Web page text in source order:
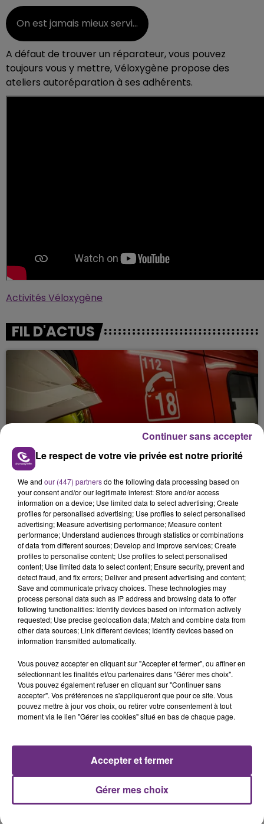
On est jamais mieux servi...
A défaut de trouver un réparateur, vous pouvez
toujours vous y mettre, Véloxygène propose des
ateliers autoréparation à ses adhérents.
Activités Véloxygène
FIL D'ACTUS
UN FEU DE REMORQUE BLOQUE LA
CIRCULATION DANS LES ARDENNES
Un feu de remorque s'est déclaré ce mercredi en
fin de matinée sur l'A34.
VENEZ FÊTER CE WEEK-END
L'ANNIVERSAIRE DE WOINIC
Ce samedi 8 août sera un grand jour :
l'anniversaire du plus gros sanglier du monde.
Une fête est donc organisée et vous êtes tous
conviés !
TITRES DIFFUSÉS
5h51
5h51 5h49
5h49
Le respect de votre vie privée est notre priorité
We and our (447) partnersdo the following data processing based on
your consent and/or our legitimate interest: Store and/or access
information on a device; Use limited data to select advertising; Create
profiles for personalised advertising; Use profiles to select personalised
advertising; Measure advertising performance; Measure content
performance; Understand audiences through statistics or combinations
of data from different sources; Develop and improve services; Create
profiles to personalise content; Use profiles to select personalised
content; Use limited data to select content; Ensure security, prevent and
detect fraud, and fix errors; Deliver and present advertising and content;
Save and communicate privacy choices. These technologies may
process personal data such as IP address and browsing data to offer
following functionalities: Identify devices based on information actively
requested; Use precise geolocation data; Match and combine data from
other data sources; Link different devices; Identify devices based on
information transmitted automatically.
Vous pouvez accepter en cliquant sur "Accepter et fermer", ou affiner en
sélectionnant les finalités et/ou partenaires dans "Gérer mes choix".
Vous pouvez également refuser en cliquant sur "Continuer sans
accepter". Vos préférences ne s'appliqueront que pour ce site. Vous
pouvez mettre à jour vos choix, ou retirer votre consentement à tout
moment via le lien "Gérer les cookies" situé en bas de chaque page.
Gérer mes choix
Accepter et fermer
Continuer sans accepter